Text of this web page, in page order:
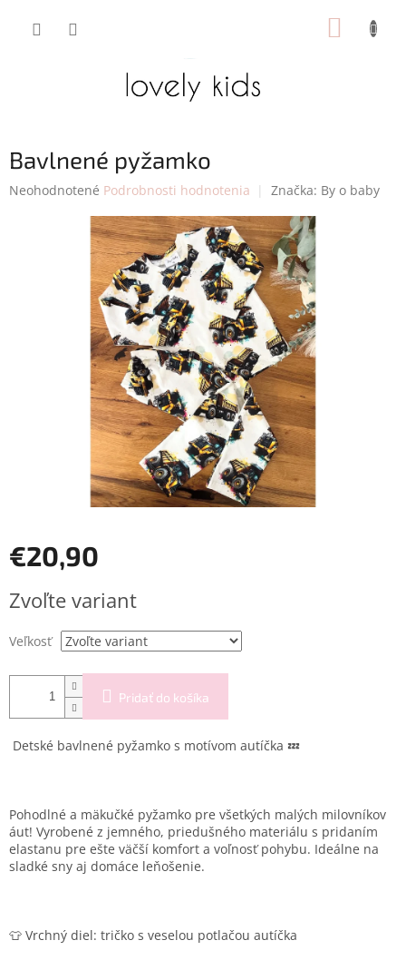
Bavlnené pyžamko
Priemerné
Neohodnotené Podrobnosti hodnotenia Značka: By o baby
€20,90
cena:
Zvoľte variant
Veľkosť
Pridať do košíka
Detské bavlnené pyžamko s motívom autíčka 💤
Pohodlné a mäkučké pyžamko pre všetkých malých milovníkov
áut! Vyrobené z jemného, priedušného materiálu s pridaním
elastanu pre ešte väčší komfort a voľnosť pohybu. Ideálne na
sladké sny aj domáce leňošenie.
👕 Vrchný diel: tričko s veselou potlačou autíčka